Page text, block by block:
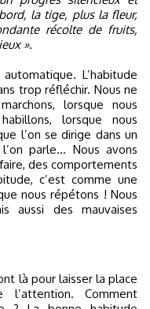
la tige, plus la fleur,
récolte de fruits,
».
L’habitude
trop réfléchir. Nous ne
lorsque nous
lorsque nous
l’on se dirige dans un
parle... Nous avons
des comportements
c’est comme une
nous répétons ! Nous
aussi des mauvaises
Comment